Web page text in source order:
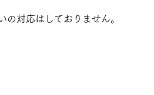
はしておりません。